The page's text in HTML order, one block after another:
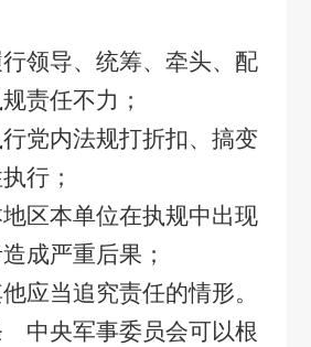
导、统筹、牵头、配
责任不力；
内法规打折扣、搞变
行；
本单位在执规中出现
成严重后果；
当追究责任的情形。
央军事委员会可以根